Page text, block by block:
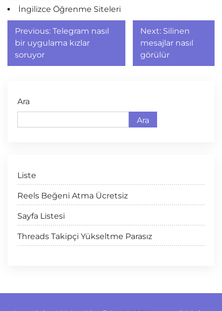
İngilizce Öğrenme Siteleri
Yazı
gezinmesi
Previous: Telegram nasıl
bir uygulama kızlar
soruyor
Next: Silinen
mesajlar nasıl
görülür
Ara
Ara
Liste
Reels Beğeni Atma Ücretsiz
Sayfa Listesi
Threads Takipçi Yükseltme Parasız